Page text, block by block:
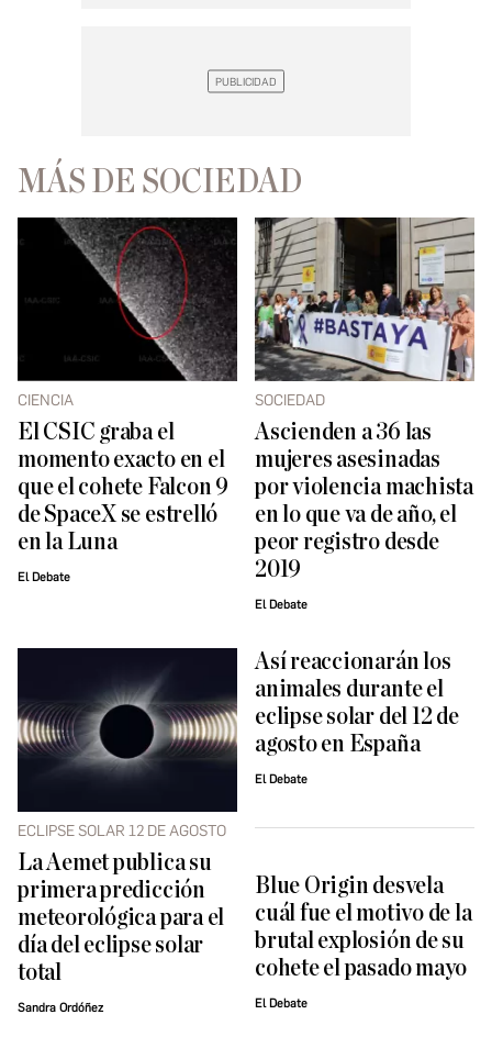
MÁS DE SOCIEDAD
CIENCIA
El CSIC graba el
momento exacto en el
que el cohete Falcon 9
de SpaceX se estrelló
en la Luna
El Debate
SOCIEDAD
Ascienden a 36 las
mujeres asesinadas
por violencia machista
en lo que va de año, el
peor registro desde
2019
El Debate
ECLIPSE SOLAR 12 DE AGOSTO
La Aemet publica su
primera predicción
meteorológica para el
día del eclipse solar
total
Sandra Ordóñez
Así reaccionarán los
animales durante el
eclipse solar del 12 de
agosto en España
El Debate
Blue Origin desvela
cuál fue el motivo de la
brutal explosión de su
cohete el pasado mayo
El Debate